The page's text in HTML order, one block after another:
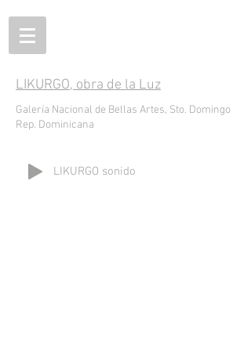
LIKURGO, obra de la Luz
Galería Nacional de Bellas Artes, Sto. Domingo
Rep. Dominicana
LIKURGO sonido